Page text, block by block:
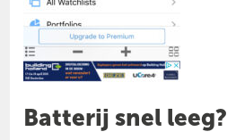
Batterij snel leeg?